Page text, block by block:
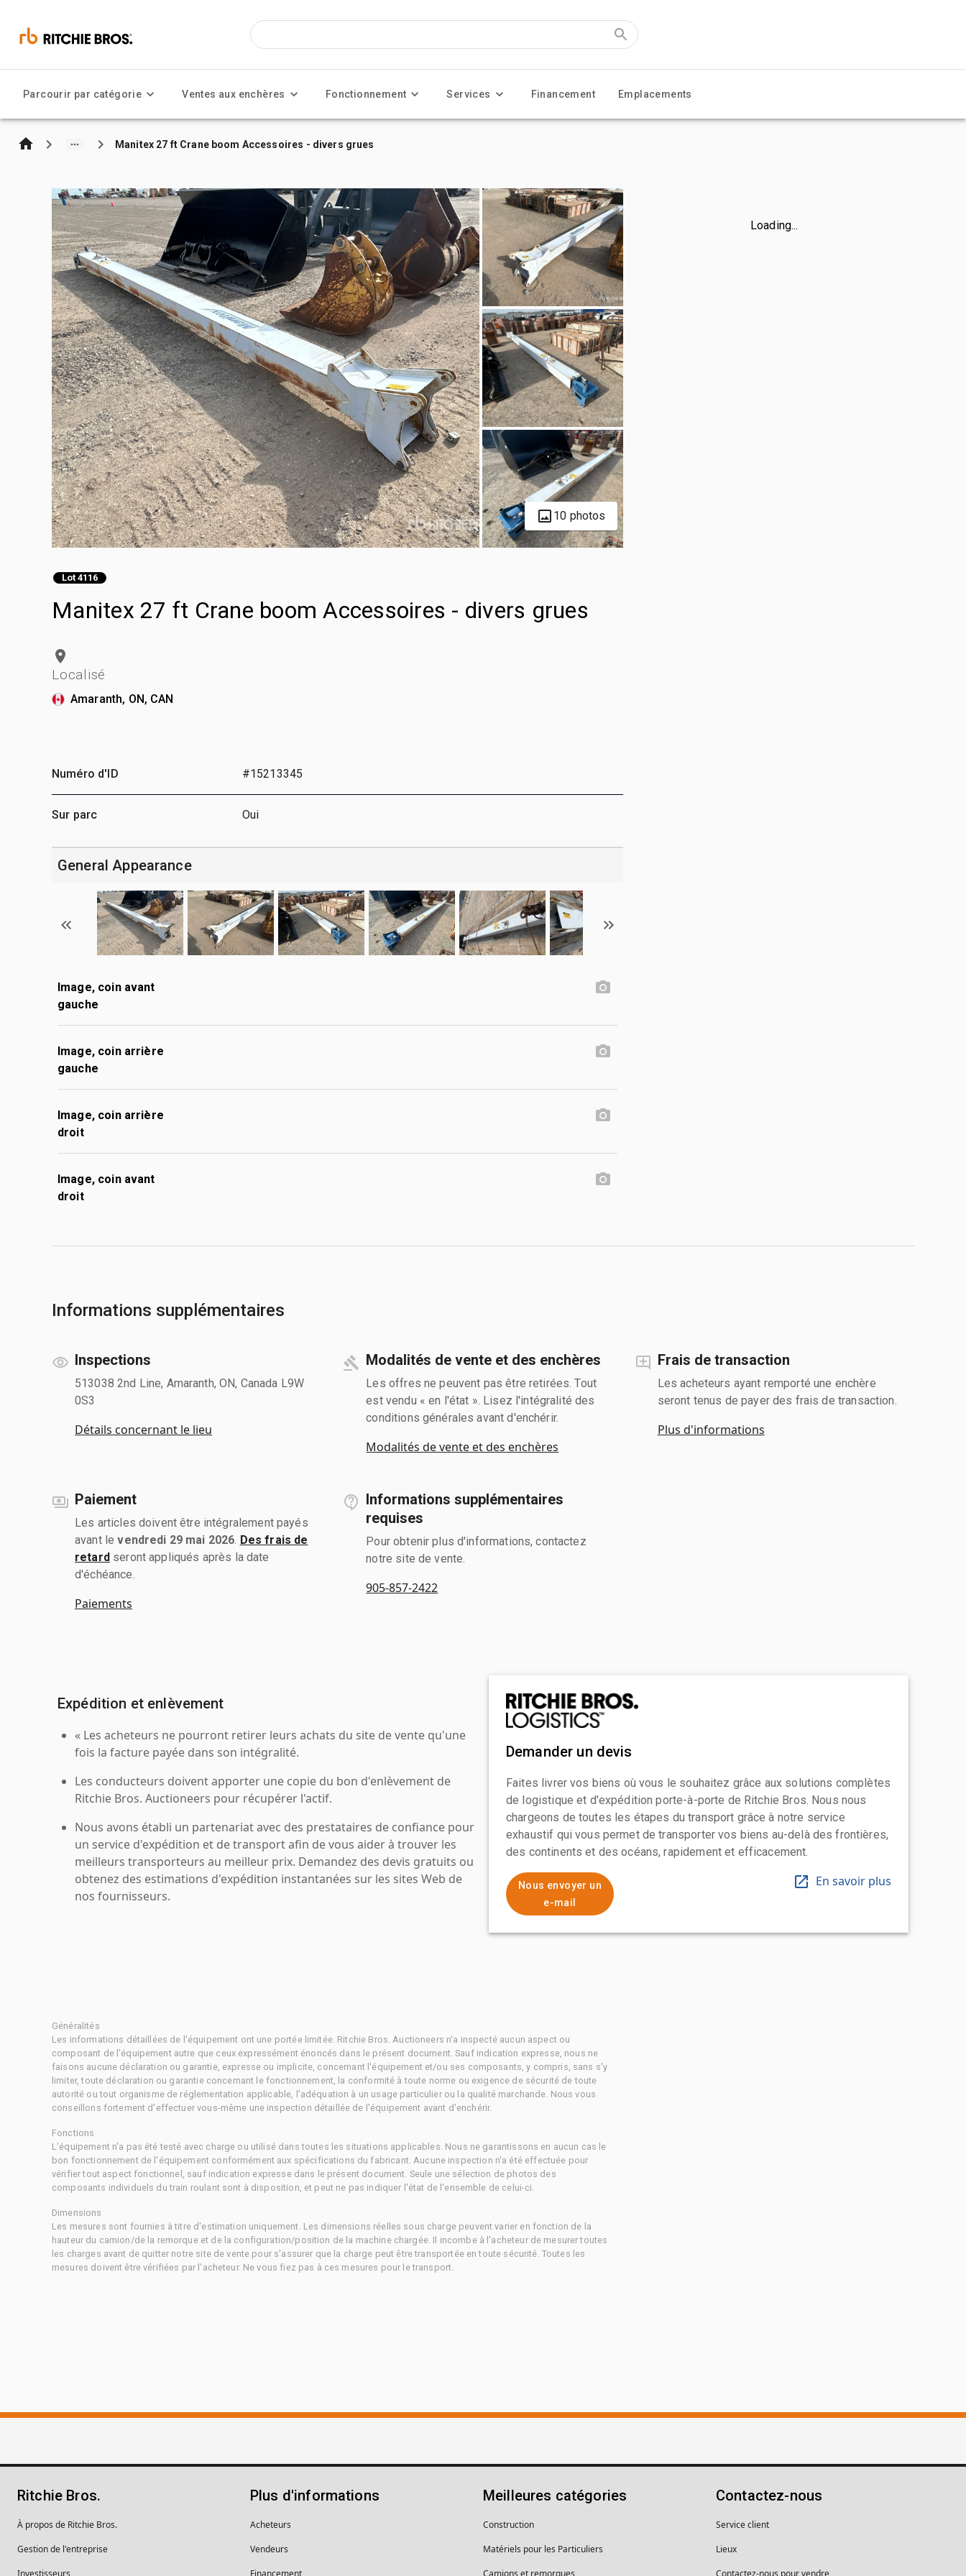
Parcourir par catégorie Ventes aux enchères Fonctionnement Services Financement Emplacements
Manitex 27 ft Crane boom Accessoires - divers grues
10 photos
Lot 4116
Manitex 27 ft Crane boom Accessoires - divers grues
Localisé
Amaranth, ON, CAN
Loading...
Numéro d'ID #15213345
Sur parc Oui
General Appearance
Image, coin avant
gauche
Image, coin arrière
gauche
Image, coin arrière
droit
Image, coin avant
droit
Informations supplémentaires
Inspections
513038 2nd Line, Amaranth, ON, Canada L9W
0S3
Détails concernant le lieu
Modalités de vente et des enchères
Les offres ne peuvent pas être retirées. Tout
est vendu « en l'état ». Lisez l'intégralité des
conditions générales avant d'enchérir.
Modalités de vente et des enchères
Frais de transaction
Les acheteurs ayant remporté une enchère
seront tenus de payer des frais de transaction.
Plus d'informations
Paiement
Les articles doivent être intégralement payés
avant levendredi 29 mai 2026 Des frais de
retardseront appliqués après la date
d'échéance.
Paiements
Informations supplémentaires
requises
Pour obtenir plus d'informations, contactez
notre site de vente.
905-857-2422
Expédition et enlèvement
« Les acheteurs ne pourront retirer leurs achats du site de vente qu'une
fois la facture payée dans son intégralité.
Les conducteurs doivent apporter une copie du bon d'enlèvement de
Ritchie Bros. Auctioneers pour récupérer l'actif.
Nous avons établi un partenariat avec des prestataires de confiance pour
un service d'expédition et de transport afin de vous aider à trouver les
meilleurs transporteurs au meilleur prix. Demandez des devis gratuits ou
obtenez des estimations d'expédition instantanées sur les sites Web de
nos fournisseurs.
Demander un devis
Faites livrer vos biens où vous le souhaitez grâce aux solutions complètes
de logistique et d'expédition porte-à-porte de Ritchie Bros. Nous nous
chargeons de toutes les étapes du transport grâce à notre service
exhaustif qui vous permet de transporter vos biens au-delà des frontières,
des continents et des océans, rapidement et efficacement.
Nous envoyer un
e-mail
En savoir plus
Généralités
Les informations détaillées de l'équipement ont une portée limitée. Ritchie Bros. Auctioneers n'a inspecté aucun aspect ou
composant de l'équipement autre que ceux expressément énoncés dans le présent document. Sauf indication expresse, nous ne
faisons aucune déclaration ou garantie, expresse ou implicite, concernant l'équipement et/ou ses composants, y compris, sans s'y
limiter, toute déclaration ou garantie concernant le fonctionnement, la conformité à toute norme ou exigence de sécurité de toute
autorité ou tout organisme de réglementation applicable, l'adéquation à un usage particulier ou la qualité marchande. Nous vous
conseillons fortement d'effectuer vous-même une inspection détaillée de l'équipement avant d'enchérir.
Fonctions
L'équipement n'a pas été testé avec charge ou utilisé dans toutes les situations applicables. Nous ne garantissons en aucun cas le
bon fonctionnement de l'équipement conformément aux spécifications du fabricant. Aucune inspection n'a été effectuée pour
vérifier tout aspect fonctionnel, sauf indication expresse dans le présent document. Seule une sélection de photos des
composants individuels du train roulant sont à disposition, et peut ne pas indiquer l'état de l'ensemble de celui-ci.
Dimensions
Les mesures sont fournies à titre d'estimation uniquement. Les dimensions réelles sous charge peuvent varier en fonction de la
hauteur du camion/de la remorque et de la configuration/position de la machine chargée. Il incombe à l'acheteur de mesurer toutes
les charges avant de quitter notre site de vente pour s'assurer que la charge peut être transportée en toute sécurité. Toutes les
mesures doivent être vérifiées par l'acheteur. Ne vous fiez pas à ces mesures pour le transport.
Ritchie Bros.
À propos de Ritchie Bros.
Gestion de l'entreprise
Investisseurs
Plus d'informations
Acheteurs
Vendeurs
Financement
Meilleures catégories
Construction
Matériels pour les Particuliers
Camions et remorques
Contactez-nous
Service client
Lieux
Contactez-nous pour vendre